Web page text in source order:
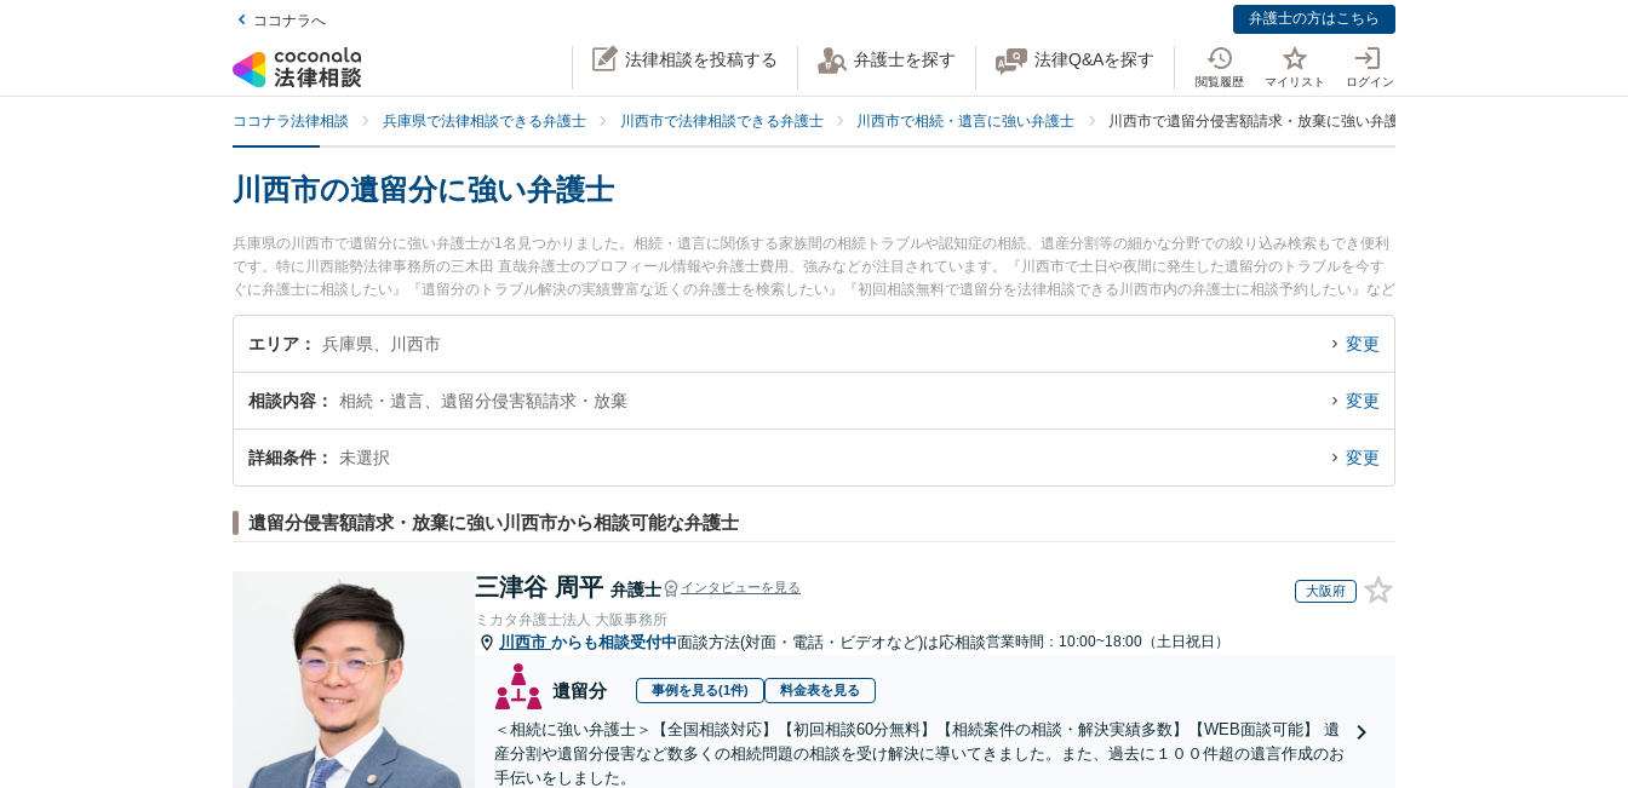
ココナラへ 弁護士の方はこちら
法律相談を投稿する 弁護士を探す 法律Q&Aを探す
閲覧履歴 マイリスト ログイン
ココナラ法律相談 兵庫県で法律相談できる弁護士 川西市で法律相談できる弁護士 川西市で相続・遺言に強い弁護士 川西市で遺留分侵害額請求・放棄に強い弁護士
川西市の遺留分に強い弁護士
兵庫県の川西市で遺留分に強い弁護士が1名見つかりました。相続・遺言に関係する家族間の相続トラブルや認知症の相続、遺産分割等の細かな分野での絞り込み検索もでき便利
です。特に川西能勢法律事務所の三木田 直哉弁護士のプロフィール情報や弁護士費用、強みなどが注目されています。『川西市で土日や夜間に発生した遺留分のトラブルを今す
ぐに弁護士に相談したい』『遺留分のトラブル解決の実績豊富な近くの弁護士を検索したい』『初回相談無料で遺留分を法律相談できる川西市内の弁護士に相談予約したい』など
でお困りの相談者さんにおすすめです。
エリア 兵庫県、川西市 変更
相談内容 相続・遺言、遺留分侵害額請求・放棄 変更
詳細条件 未選択 変更
遺留分侵害額請求・放棄に強い川西市から相談可能な弁護士
三津谷 周平 弁護士 インタビューを見る 大阪府
ミカタ弁護士法人 大阪事務所
川西市 からも相談受付中面談方法(対面・電話・ビデオなど)は応相談営業時間：10:00~18:00（土日祝日）
遺留分 事例を見る(1件) 料金表を見る
＜相続に強い弁護士＞【全国相談対応】【初回相談60分無料】【相続案件の相談・解決実績多数】【WEB面談可能】 遺
産分割や遺留分侵害など数多くの相続問題の相談を受け解決に導いてきました。また、過去に１００件超の遺言作成のお
手伝いをしました。